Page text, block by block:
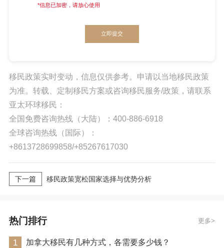
*信息已加密，请放心使用
立即提交
移民政策实时变动，信息仅供参考。申请以当地移民政策
为准。转载、定制移民方案或咨询移民服务/政策，请联系
亚太环球移民：
全国免费咨询热线（大陆）：400-886-6918
全球咨询热线（国际）：
+8613728699858/+85267617030
下一篇 移民政策宽松国家选择与优势分析
热门排行 更多
1 加拿大移民有几种方式，各需要多少钱？